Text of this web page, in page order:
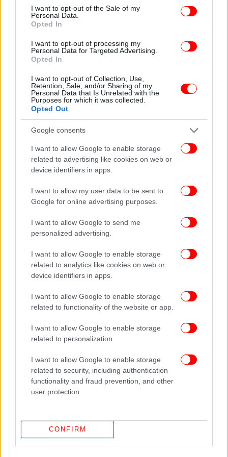
consent section.
I want to opt-out of the Sale of my
Personal Data.
Opted In
I want to opt-out of processing my
Personal Data for Targeted Advertising.
Opted In
I want to opt-out of Collection, Use,
Retention, Sale, and/or Sharing of my
Personal Data that Is Unrelated with the
Purposes for which it was collected.
Opted Out
Google consents
I want to allow Google to enable storage
related to advertising like cookies on web or
device identifiers in apps.
I want to allow my user data to be sent to
Google for online advertising purposes.
I want to allow Google to send me
personalized advertising.
I want to allow Google to enable storage
related to analytics like cookies on web or
device identifiers in apps.
I want to allow Google to enable storage
related to functionality of the website or app.
I want to allow Google to enable storage
related to personalization.
I want to allow Google to enable storage
related to security, including authentication
functionality and fraud prevention, and other
user protection.
CONFIRM
ΠΕΡΙΣΣΟΤΕΡΑ ΒΙΝΤΕΟ
και μάθετε
πρώτοι όλες τις ειδήσεις
Δείτε όλες τις τελευταίες
Ειδήσεις
από την Ελλάδα και τον Κόσμο,
ΔΙΑΒΑΣΤΕ ΠΕΡΙΣΣΟΤΕΡΑ ΤΕΧΝΗΤΉ ΝΟΗΜΟΣΎΝΗ